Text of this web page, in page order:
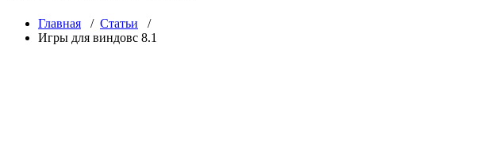
Главная / Статьи /
Игры для виндовс 8.1